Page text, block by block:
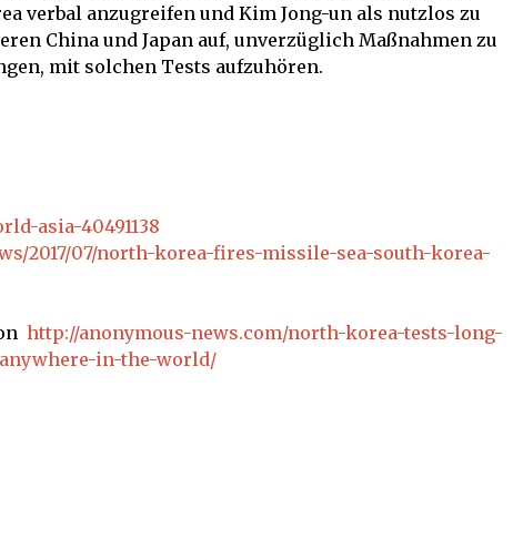
verbal anzugreifen und Kim Jong-un als nutzlos zu
China und Japan auf, unverzüglich Maßnahmen zu
mit solchen Tests aufzuhören.
asia-40491138
2017/07/north-korea-fires-missile-sea-south-korea-
http://anonymous-news.com/north-korea-tests-long-
in-the-world/